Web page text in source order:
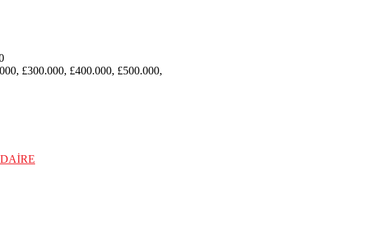
£300.000, £400.000, £500.000,